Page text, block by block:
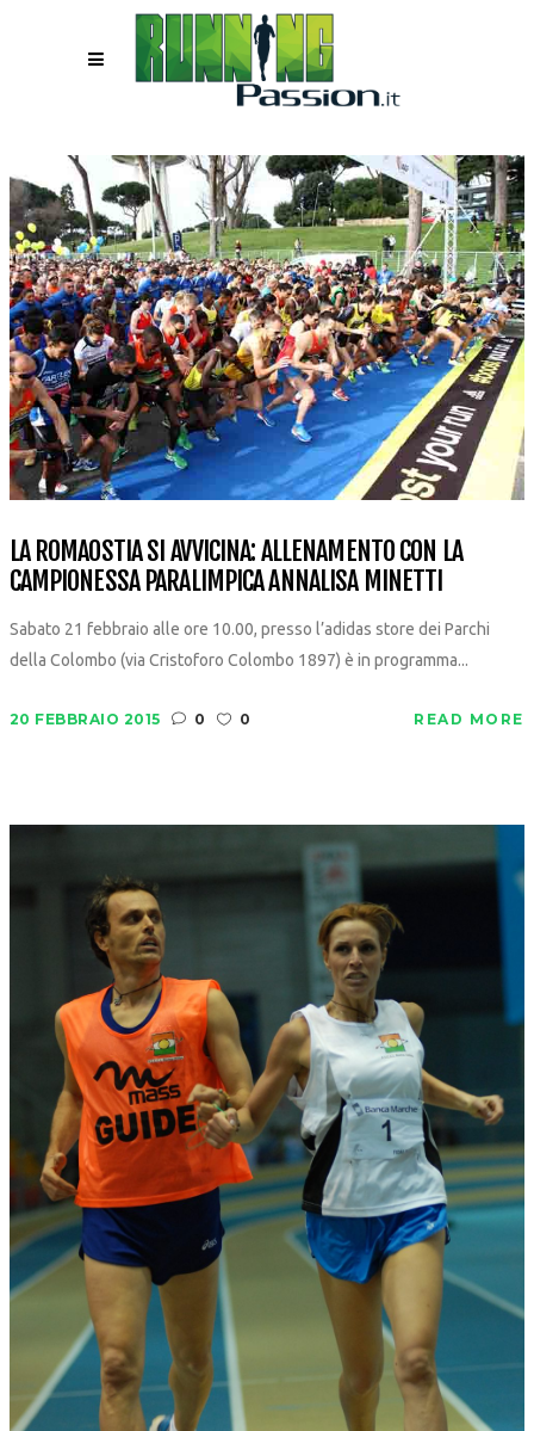
LA ROMAOSTIA SI AVVICINA: ALLENAMENTO CON LA
CAMPIONESSA PARALIMPICA ANNALISA MINETTI
Sabato 21 febbraio alle ore 10.00, presso l’adidas store dei Parchi
della Colombo (via Cristoforo Colombo 1897) è in programma...
20 FEBBRAIO 2015 0 0 READ MORE